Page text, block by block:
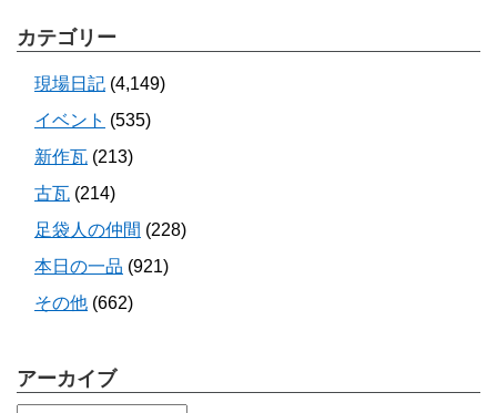
カテゴリー
現場日記 (4,149)
イベント (535)
新作瓦 (213)
古瓦 (214)
足袋人の仲間 (228)
本日の一品 (921)
その他 (662)
アーカイブ